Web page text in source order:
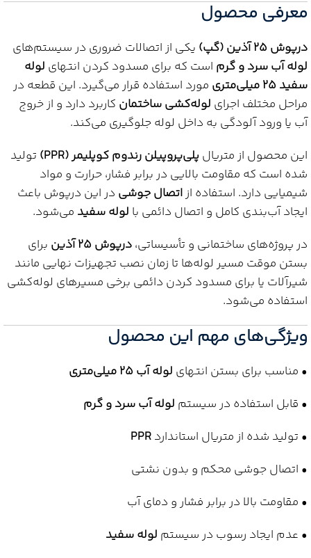
معرفی محصول
درپوش 25 آذین (گپ)
یکی از اتصالات ضروری در سیستم‌های
لوله آب سرد و گرم است که برای مسدود کردن انتهای لوله
سفید 25 میلی‌متری
مورد استفاده قرار می‌گیرد. این قطعه در
مراحل مختلف اجرای لوله‌کشی ساختمان کاربرد دارد و از خروج
آب یا ورود آلودگی به داخل لوله جلوگیری می‌کند.
این محصول از متریال پلی‌پروپیلن رندوم کوپلیمر (PPR)
تولید
شده است که مقاومت بالایی در برابر فشار، حرارت و مواد
شیمیایی دارد. استفاده ازاتصال جوشی در این درپوش باعث
ایجاد آب‌بندی کامل و اتصال دائمی با لوله سفید می‌شود.
در پروژه‌های ساختمانی و تأسیساتی،درپوش 25 آذین
برای
بستن موقت مسیر لوله‌ها تا زمان نصب تجهیزات نهایی مانند
شیرآلات یا برای مسدود کردن دائمی برخی مسیرهای لوله‌کشی
استفاده می‌شود.
ویژگی‌های مهم این محصول
• مناسب برای بستن انتهای لوله آب 25 میلی‌متری
• قابل استفاده در سیستم لوله آب سرد و گرم
• تولید شده از متریال استانداردPPR
• اتصال جوشی محکم و بدون نشتی
• مقاومت بالا در برابر فشار و دمای آب
• عدم ایجاد رسوب در سیستم لوله سفید